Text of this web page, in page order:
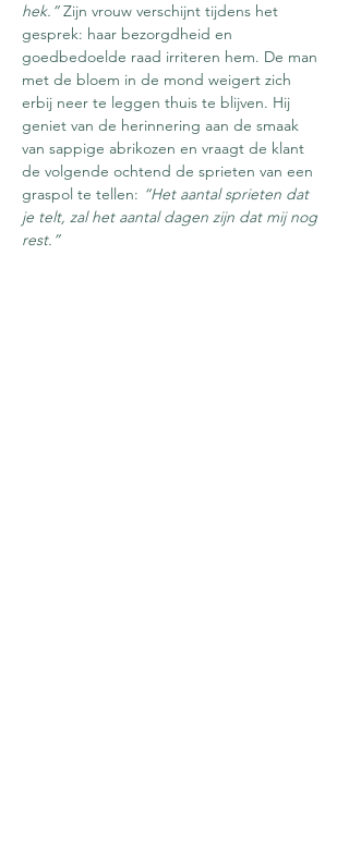
hek.” Zijn vrouw verschijnt tijdens het
gesprek: haar bezorgdheid en
goedbedoelde raad irriteren hem. De man
met de bloem in de mond weigert zich
erbij neer te leggen thuis te blijven. Hij
geniet van de herinnering aan de smaak
van sappige abrikozen en vraagt de klant
de volgende ochtend de sprieten van een
graspol te tellen: “Het aantal sprieten dat
je telt, zal het aantal dagen zijn dat mij nog
rest.”